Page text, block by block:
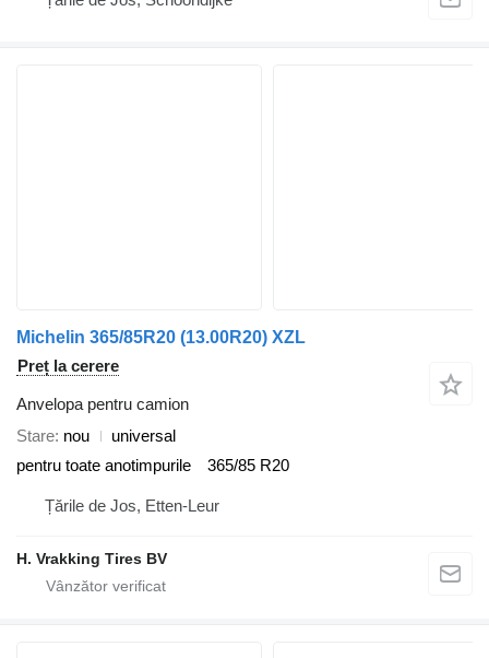
Michelin 365/85R20 (13.00R20) XZL
Preț la cerere
Anvelopa pentru camion
Stare nou
universal
pentru toate anotimpurile
365/85 R20
Țările de Jos, Etten-Leur
H. Vrakking Tires BV